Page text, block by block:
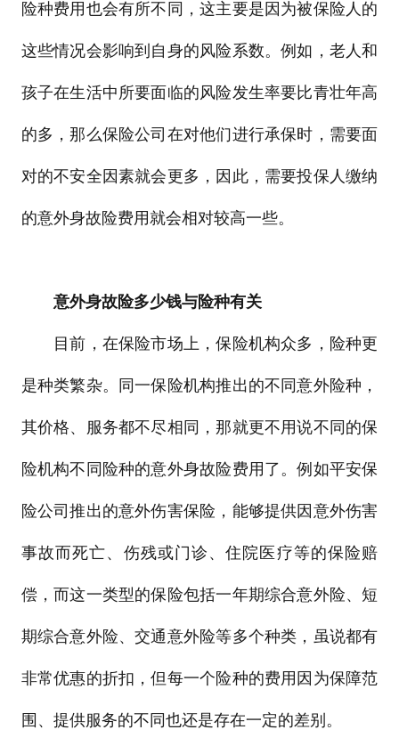
险种费用也会有所不同，这主要是因为被保险人的
这些情况会影响到自身的风险系数。例如，老人和
孩子在生活中所要面临的风险发生率要比青壮年高
的多，那么保险公司在对他们进行承保时，需要面
对的不安全因素就会更多，因此，需要投保人缴纳
的意外身故险费用就会相对较高一些。
意外身故险多少钱与险种有关
目前，在保险市场上，保险机构众多，险种更
是种类繁杂。同一保险机构推出的不同意外险种，
其价格、服务都不尽相同，那就更不用说不同的保
险机构不同险种的意外身故险费用了。例如平安保
险公司推出的意外伤害保险，能够提供因意外伤害
事故而死亡、伤残或门诊、住院医疗等的保险赔
偿，而这一类型的保险包括一年期综合意外险、短
期综合意外险、交通意外险等多个种类，虽说都有
非常优惠的折扣，但每一个险种的费用因为保障范
围、提供服务的不同也还是存在一定的差别。